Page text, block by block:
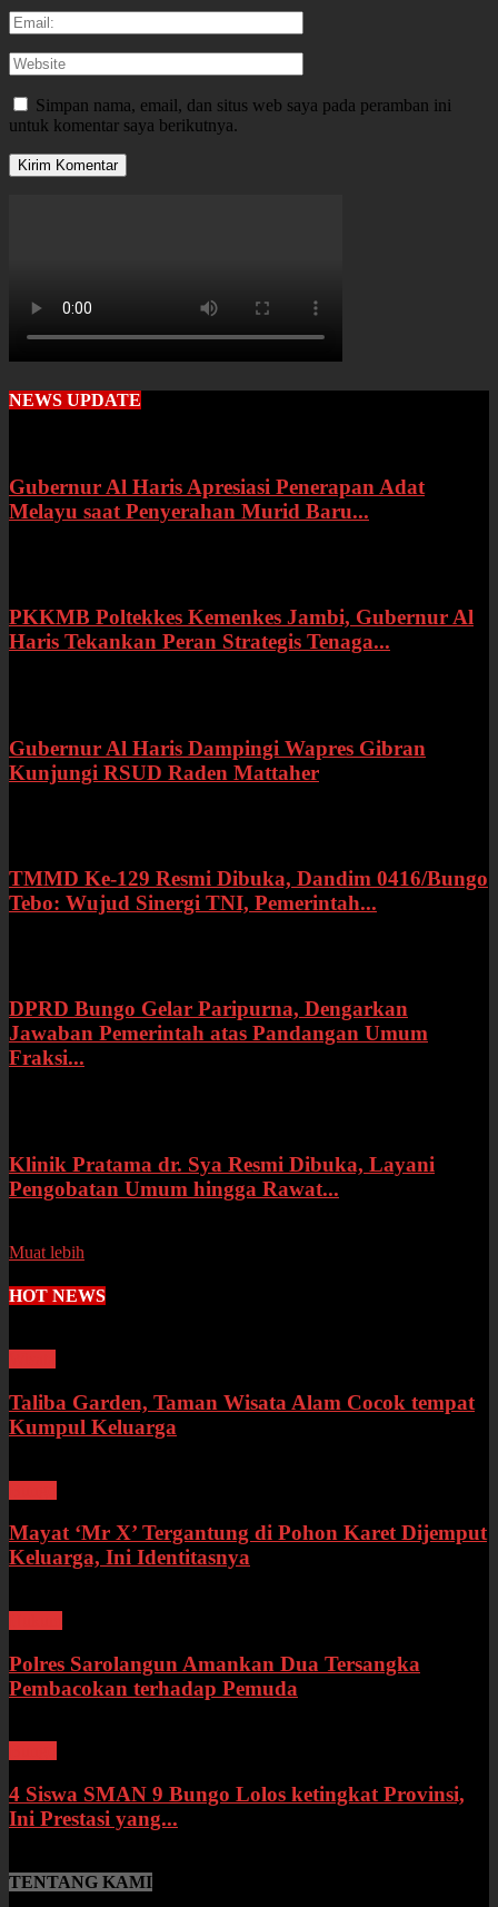
Simpan nama, email, dan situs web saya pada peramban ini
untuk komentar saya berikutnya.
NEWS UPDATE
Gubernur Al Haris Apresiasi Penerapan Adat
Melayu saat Penyerahan Murid Baru...
PKKMB Poltekkes Kemenkes Jambi, Gubernur Al
Haris Tekankan Peran Strategis Tenaga...
Gubernur Al Haris Dampingi Wapres Gibran
Kunjungi RSUD Raden Mattaher
TMMD Ke-129 Resmi Dibuka, Dandim 0416/Bungo
Tebo: Wujud Sinergi TNI, Pemerintah...
DPRD Bungo Gelar Paripurna, Dengarkan
Jawaban Pemerintah atas Pandangan Umum
Fraksi...
Klinik Pratama dr. Sya Resmi Dibuka, Layani
Pengobatan Umum hingga Rawat...
Muat lebih
HOT NEWS
Taliba Garden, Taman Wisata Alam Cocok tempat
Kumpul Keluarga
Mayat ‘Mr X’ Tergantung di Pohon Karet Dijemput
Keluarga, Ini Identitasnya
Polres Sarolangun Amankan Dua Tersangka
Pembacokan terhadap Pemuda
4 Siswa SMAN 9 Bungo Lolos ketingkat Provinsi,
Ini Prestasi yang...
TENTANG KAMI